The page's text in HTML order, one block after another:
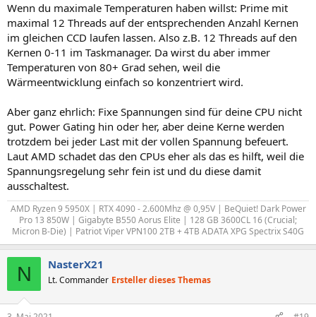
Wenn du maximale Temperaturen haben willst: Prime mit
maximal 12 Threads auf der entsprechenden Anzahl Kernen
im gleichen CCD laufen lassen. Also z.B. 12 Threads auf den
Kernen 0-11 im Taskmanager. Da wirst du aber immer
Temperaturen von 80+ Grad sehen, weil die
Wärmeentwicklung einfach so konzentriert wird.
Aber ganz ehrlich: Fixe Spannungen sind für deine CPU nicht
gut. Power Gating hin oder her, aber deine Kerne werden
trotzdem bei jeder Last mit der vollen Spannung befeuert.
Laut AMD schadet das den CPUs eher als das es hilft, weil die
Spannungsregelung sehr fein ist und du diese damit
ausschaltest.
AMD Ryzen 9 5950X | RTX 4090 - 2.600Mhz @ 0,95V | BeQuiet! Dark Power
Pro 13 850W | Gigabyte B550 Aorus Elite | 128 GB 3600CL 16 (Crucial;
Micron B-Die) | Patriot Viper VPN100 2TB + 4TB ADATA XPG Spectrix S40G​
N NasterX21
Lt. Commander Ersteller dieses Themas